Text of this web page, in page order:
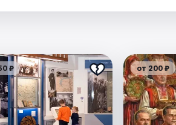
₽ от 200 ₽